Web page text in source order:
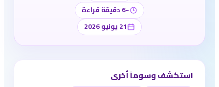
~6 دقيقة قراءة
21 يونيو 2026
استكشف وسوماً أخرى